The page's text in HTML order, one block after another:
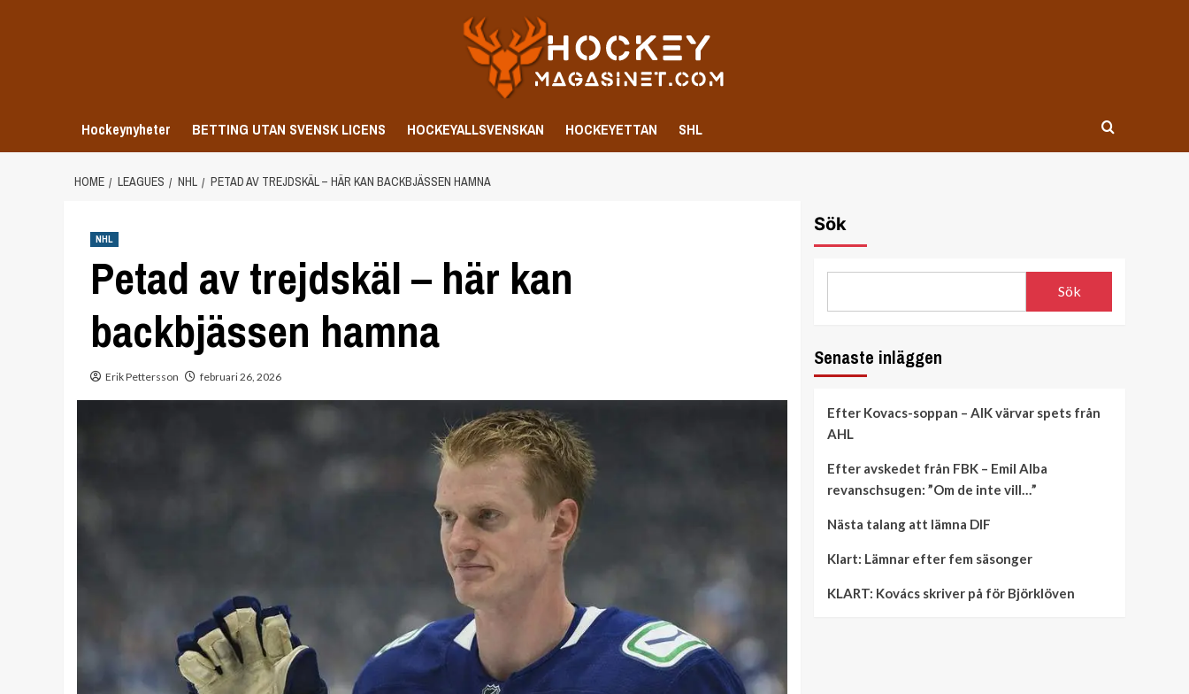
Hockeynyheter BETTING UTAN SVENSK LICENS HOCKEYALLSVENSKAN HOCKEYETTAN SHL
HOME LEAGUES NHL PETAD AV TREJDSKÄL – HÄR KAN BACKBJÄSSEN HAMNA
NHL
Petad av trejdskäl – här kan
backbjässen hamna
Erik Pettersson februari 26, 2026
Sök
Sök
Senaste inläggen
Efter Kovacs-soppan – AIK värvar spets från
AHL
Efter avskedet från FBK – Emil Alba
revanschsugen: ”Om de inte vill…”
Nästa talang att lämna DIF
Klart: Lämnar efter fem säsonger
KLART: Kovács skriver på för Björklöven